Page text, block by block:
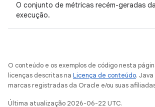
O conjunto de métricas recém-geradas
execução.
O conteúdo e os exemplos de código nesta
licenças descritas na Licença de conteúdo.
marcas registradas da Oracle e/ou suas
Última atualização 2026-06-22 UTC.